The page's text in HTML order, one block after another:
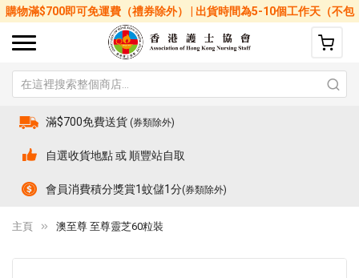
購物滿$700即可免運費（禮券除外） | 出貨時間為5-10個工作天（不包
括星期六、日及公眾假期）
滿$700免費送貨 (券類除外)
自選收貨地點 或 順豐站自取
會員消費積分獎賞1蚊儲1分(券類除外)
主頁 澳至尊 至尊靈芝60粒裝